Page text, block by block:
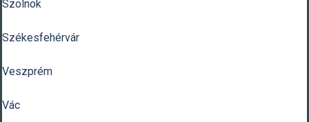
Szolnok
Székesfehérvár
Veszprém
Vác